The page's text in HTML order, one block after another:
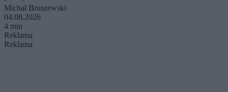
Michał Bruszewski
04.08.2026
4 min
Reklama
Reklama